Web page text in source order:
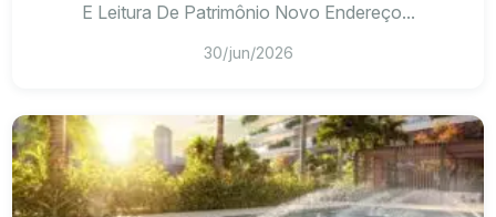
E Leitura De Patrimônio Novo Endereço...
30/jun/2026